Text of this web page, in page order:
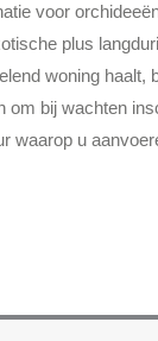
voor
plus
woning haalt,
om bij wachten
waarop u